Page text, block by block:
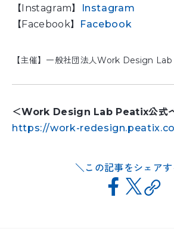
【Instagram】
Instagram
【Facebook】 Facebook
【主催】一般社団法人Work Design Lab
＜Work Design Lab Peatix公式
https://work-
この記事をシェアす